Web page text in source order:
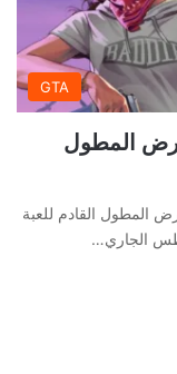
GTA
المطول
المطول القادم للعبة